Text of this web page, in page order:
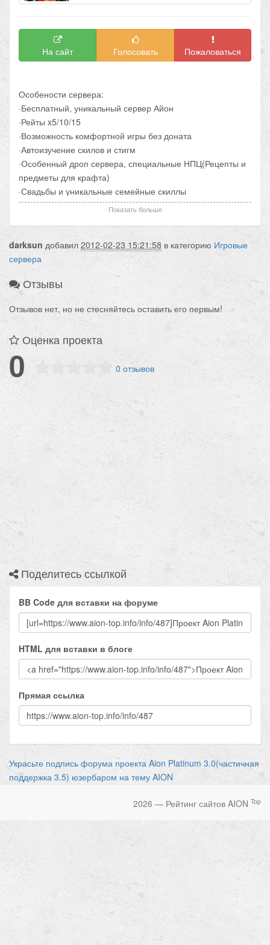
На сайт Голосовать Пожаловаться
Особености сервера:
·Бесплатный, уникальный сервер Айон
·Рейты x5/10/15
·Возможность комфортной игры без доната
·Автоизучение скилов и стигм
·Особенный дроп сервера, специальные НПЦ(Рецепты и
предметы для крафта)
·Свадьбы и уникальные семейные скиллы
·Сборка рабочая на 95%
·Собственное радио DS FM
·бонус за голосование
·Качественная Геодата
·Мощный античит на стороне сервера и клиента.
Показать больше
darksun добавил 2012-02-23 15:21:58 в категорию Игровые
сервера
Отзывы
Отзывов нет, но не стесняйтесь оставить его первым!
Оценка проекта
0 0 отзывов
Поделитесь ссылкой
BB Code для вставки на форуме
HTML для вставки в блоге
Прямая ссылка
Украсьте подпись форума проекта Aion Platinum 3.0(частичная
поддержка 3.5) юзербаром на тему AION
2026 — Рейтинг сайтов AION Top